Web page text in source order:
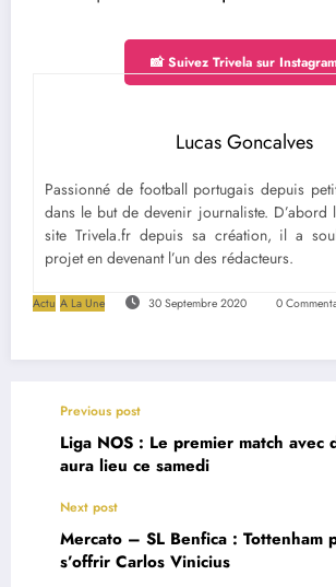
📸 Suivez Trivela sur
Lucas Goncalves
Passionné de football portugais depuis
dans le but de devenir journaliste. D’abord
site Trivela.fr depuis sa création, il a
projet en devenant l’un des rédacteurs.
Actu A La Une 30 Septembre 2020 0
Previous post
Liga NOS : Le premier match avec
aura lieu ce samedi
Next post
Mercato – SL Benfica : Tottenham
s’offrir Carlos Vinicius